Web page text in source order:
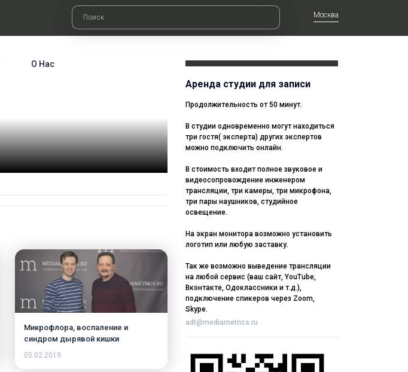
Москва
О Нас
Микрофлора, воспаление и
синдром дырявой кишки
05.02.2019
Аренда студии для записи
Продолжительность от 50 минут.
В студии одновременно могут находиться
три гостя( эксперта) других экспертов
можно подключить онлайн.
В стоимость входит полное звуковое и
видеосопровождение инженером
трансляции, три камеры, три микрофона,
три пары наушников, студийное
освещение.
На экран монитора возможно установить
логотип или любую заставку.
Так же возможно выведение трансляции
на любой сервис (ваш сайт, YouTube,
Вконтакте, Одоклассники и т.д.),
подключение спикеров через Zoom,
Skype.
adt@mediametrics.ru